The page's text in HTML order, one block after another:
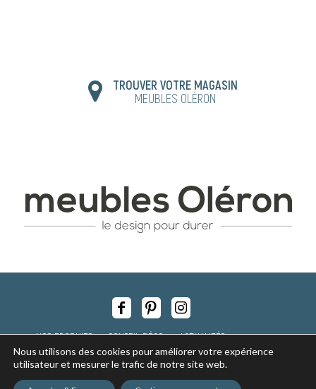
TROUVER VOTRE MAGASIN
MEUBLES OLÉRON
NOS PRODUITS CONSEIL DÉCO
ACTUALITÉS
NOS MAGASINS
RECRUTEMENT
Nous utilisons des cookies pour améliorer votre expérience
utilisateur et mesurer le trafic de notre site web.